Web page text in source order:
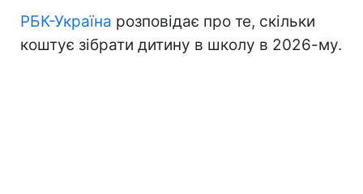
РБК-Україна розповідає про те, скільки
коштує зібрати дитину в школу в 2026-му.